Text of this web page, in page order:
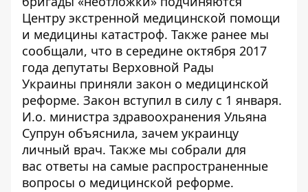
Центру экстренной медицинской помощи
и медицины катастроф. Также ранее мы
сообщали, что в середине октября 2017
года депутаты Верховной Рады
Украины приняли закон о медицинской
реформе. Закон вступил в силу с 1 января.
И.о. министра здравоохранения Ульяна
Супрун объяснила, зачем украинцу
личный врач. Также мы собрали для
вас ответы на самые распространенные
вопросы о медицинской реформе.